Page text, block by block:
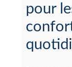
pour